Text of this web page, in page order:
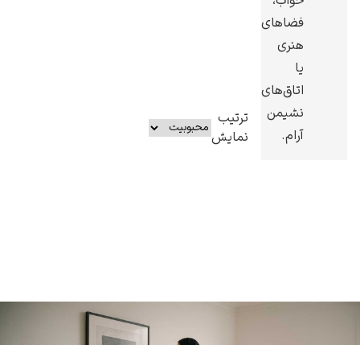
فضاهای
هنری
یا
اتاق‌های
نشیمن
آرام.
ترتیب
نمایش